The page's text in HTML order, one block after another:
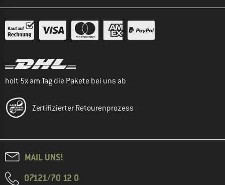
holt 5x am Tag die Pakete bei uns ab
Zertifizierter Retourenprozess
MAIL UNS!
07121/70 12 0